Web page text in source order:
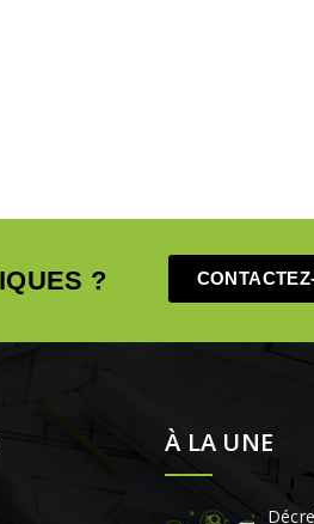
?
À LA UNE